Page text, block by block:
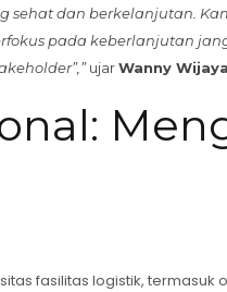
dan berkelanjutan.
pada keberlanjutan
ujarWanny Wijaya
fasilitas logistik, termasuk